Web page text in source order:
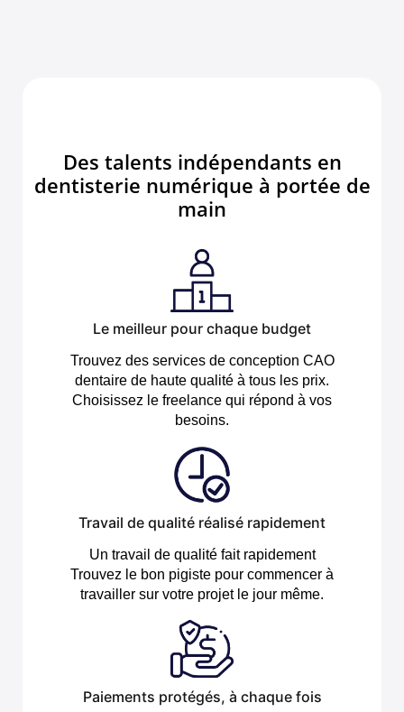
Des talents indépendants en
dentisterie numérique à portée de
main
Le meilleur pour chaque budget
Trouvez des services de conception CAO
dentaire de haute qualité à tous les prix.
Choisissez le freelance qui répond à vos
besoins.
Travail de qualité réalisé rapidement
Un travail de qualité fait rapidement
Trouvez le bon pigiste pour commencer à
travailler sur votre projet le jour même.
Paiements protégés, à chaque fois